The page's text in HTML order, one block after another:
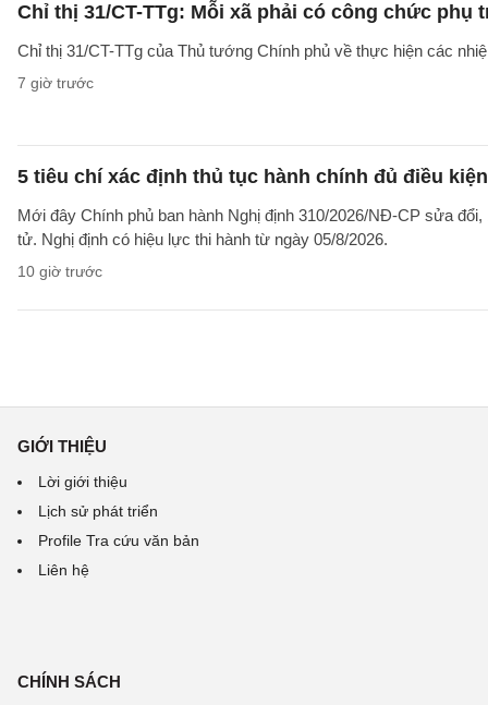
Chỉ thị 31/CT-TTg: Mỗi xã phải có công chức phụ
Chỉ thị 31/CT-TTg của Thủ tướng Chính phủ về thực hiện các
7 giờ trước
5 tiêu chí xác định thủ tục hành chính đủ điều
Mới đây Chính phủ ban hành Nghị định 310/2026/NĐ-CP sửa
tử. Nghị định có hiệu lực thi hành từ ngày 05/8/2026.
10 giờ trước
GIỚI THIỆU
Lời giới thiệu
Lịch sử phát triển
Profile Tra cứu văn bản
Liên hệ
CHÍNH SÁCH